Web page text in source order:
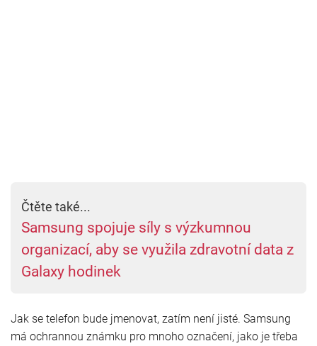
Čtěte také...
Samsung spojuje síly s výzkumnou
organizací, aby se využila zdravotní data z
Galaxy hodinek
Jak se telefon bude jmenovat, zatím není jisté. Samsung
má ochrannou známku pro mnoho označení, jako je třeba